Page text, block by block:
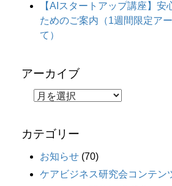
【AIスタートアップ講座】安
ためのご案内（1週間限定ア
て）
アーカイブ
カテゴリー
お知らせ (70)
ケアビジネス研究会コンテン